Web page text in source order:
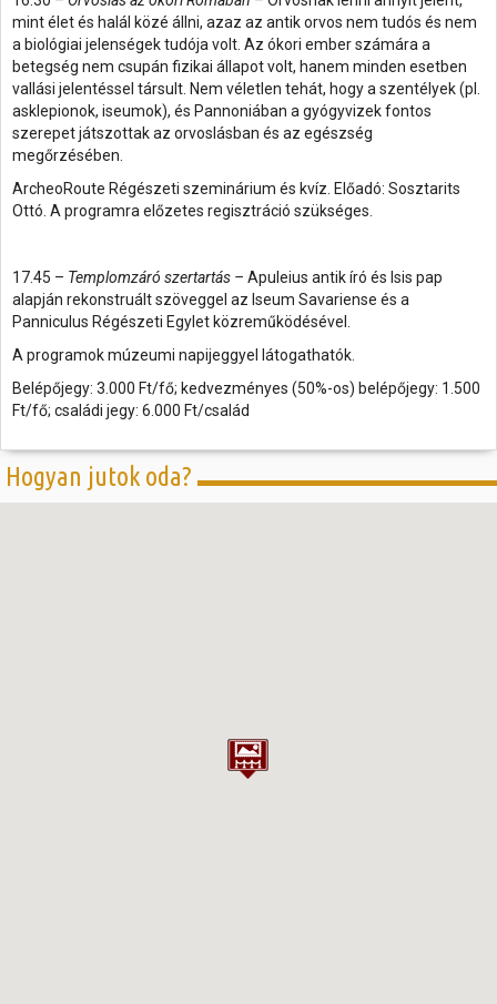
mint élet és halál közé állni, azaz az antik orvos nem tudós és nem
a biológiai jelenségek tudója volt. Az ókori ember számára a
betegség nem csupán fizikai állapot volt, hanem minden esetben
vallási jelentéssel társult. Nem véletlen tehát, hogy a szentélyek (pl.
asklepionok, iseumok), és Pannoniában a gyógyvizek fontos
szerepet játszottak az orvoslásban és az egészség
megőrzésében.
ArcheoRoute Régészeti szeminárium és kvíz. Előadó: Sosztarits
Ottó. A programra előzetes regisztráció szükséges.
17.45 – Templomzáró szertartás – Apuleius antik író és Isis pap
alapján rekonstruált szöveggel az Iseum Savariense és a
Panniculus Régészeti Egylet közreműködésével.
A programok múzeumi napijeggyel látogathatók.
Belépőjegy: 3.000 Ft/fő; kedvezményes (50%-os) belépőjegy: 1.500
Ft/fő; családi jegy: 6.000 Ft/család
Hogyan jutok oda?